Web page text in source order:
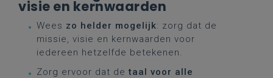
visie en kernwaarden
Wees zo helder mogelijk: zorg dat de
missie, visie en kernwaarden voor
iedereen hetzelfde betekenen.
Zorg ervoor dat de taal voor alle